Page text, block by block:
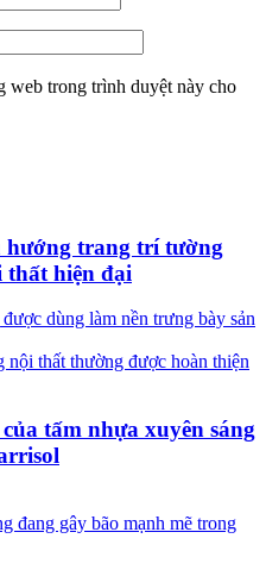
web trong trình duyệt này cho
hướng trang trí tường
thất hiện đại
nội thất thường được hoàn thiện
tấm nhựa xuyên sáng
đang gây bão mạnh mẽ trong